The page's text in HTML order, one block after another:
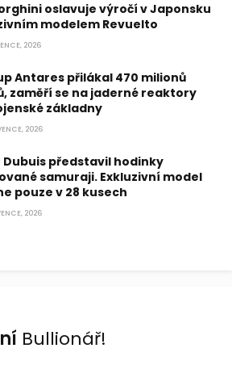
oslavuje výročí v Japonsku
modelem Revuelto
2026
Antares přilákal 470 milionů
zaměří se na jaderné reaktory
základny
2026
Dubuis představil hodinky
samuraji. Exkluzivní model
pouze v 28 kusech
2026
Bullionář!